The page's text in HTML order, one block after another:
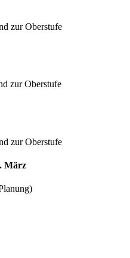
zur Oberstufe
zur Oberstufe
zur Oberstufe
März